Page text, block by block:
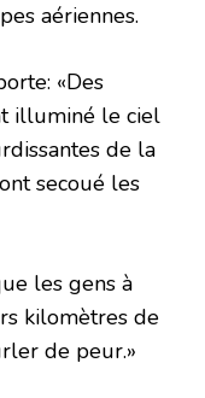
aériennes.
«Des
illuminé le ciel
de la
secoué les
les gens à
kilomètres de
de peur.»